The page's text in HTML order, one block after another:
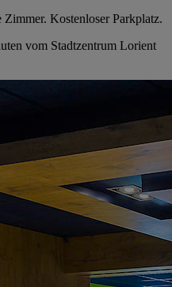
Kostenloser Parkplatz.
vom Stadtzentrum Lorient